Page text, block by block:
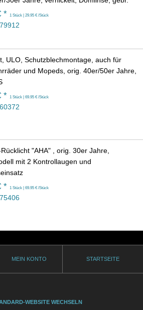
* 1 Stück | 29.95 € /Stück
ULO, Schutzblechmontage, auch für
und Mopeds, orig. 40er/50er Jahre,
* 1 Stück | 69.95 € /Stück
"AHA" , orig. 30er Jahre,
mit 2 Kontrollaugen und
* 1 Stück | 69.95 € /Stück
MEIN KONTO STARTSEITE
WEBSITE WECHSELN